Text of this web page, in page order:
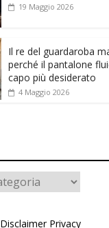
19 Maggio 2026
Il re del guardaroba
perché il pantalone
capo più desiderato
4 Maggio 2026
Disclaimer Privacy